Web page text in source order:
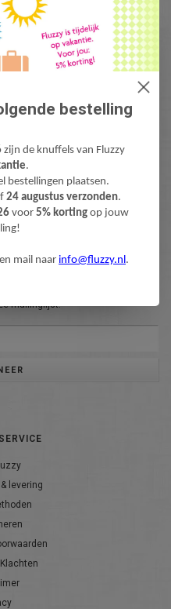
& Pluche! Lieve teddyberen,
knuffels, pluche figuren bekend
Levertijd: 1-3 werdagen.
mailinglijst:
levering
bestelling
zijn de knuffels van Fluzzy
.
bestellingen plaatsen.
24 augustus verzonden.
voor 5% kortingop jouw
mail naar info@fluzzy.nl.